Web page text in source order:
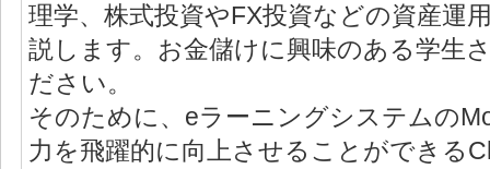
理学、株式投資やFX投資などの資産運
説します。お金儲けに興味のある学生
ださい。
そのために、eラーニングシステムの
力を飛躍的に向上させることができる